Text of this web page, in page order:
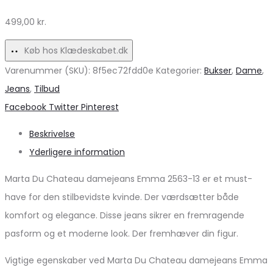
499,00 kr.
Køb hos Klædeskabet.dk
Varenummer (SKU): 8f5ec72fdd0e Kategorier: Bukser, Dame,
Jeans, Tilbud
Share
Facebook Twitter Pinterest
Beskrivelse
Yderligere information
Marta Du Chateau damejeans Emma 2563-13 er et must-
have for den stilbevidste kvinde. Der værdsætter både
komfort og elegance. Disse jeans sikrer en fremragende
pasform og et moderne look. Der fremhæver din figur.
Vigtige egenskaber ved Marta Du Chateau damejeans Emma